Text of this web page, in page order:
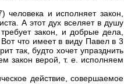
человека и исполняет закон,
А этот дух вселяет в душу
закон, и добрые дела,
что имеет в виду Павел в 3
так, будто хочет упразднить
закон верой, т. е. исполняем
действие, совершаемое